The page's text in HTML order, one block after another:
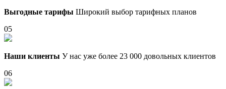
Выгодные тарифы Широкий выбор тарифных планов
05
Наши клиенты У нас уже более 23 000 довольных клиентов
06